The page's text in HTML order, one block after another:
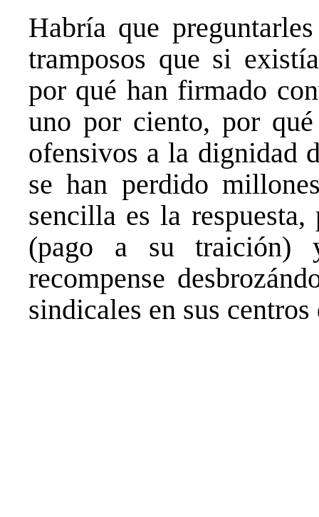
Habría que
tramposos que si
por qué han firmado
uno por ciento, por
ofensivos a la dignidad
se han perdido
sencilla es la
(pago a su traición)
recompense
sindicales en sus